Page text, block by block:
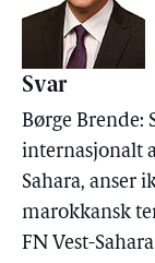
Svar
Børge Brende:
internasjonalt
Sahara, anser
marokkansk
FN Vest-